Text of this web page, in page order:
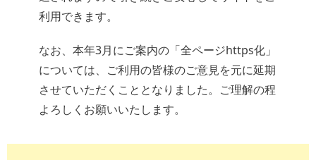
利用できます。
なお、本年3月にご案内の「全ページhttps化」
については、ご利用の皆様のご意見を元に延期
させていただくこととなりました。ご理解の程
よろしくお願いいたします。